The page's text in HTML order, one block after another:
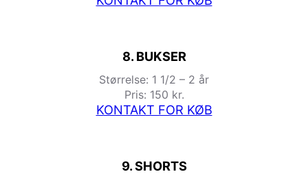
8. BUKSER
Størrelse: 1 1/2 – 2 år
Pris: 150 kr.
KONTAKT FOR KØB
9. SHORTS